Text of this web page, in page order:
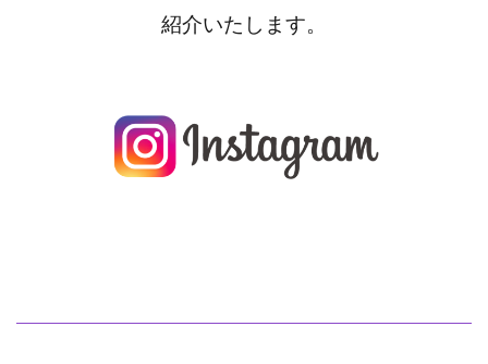
紹介いたします。